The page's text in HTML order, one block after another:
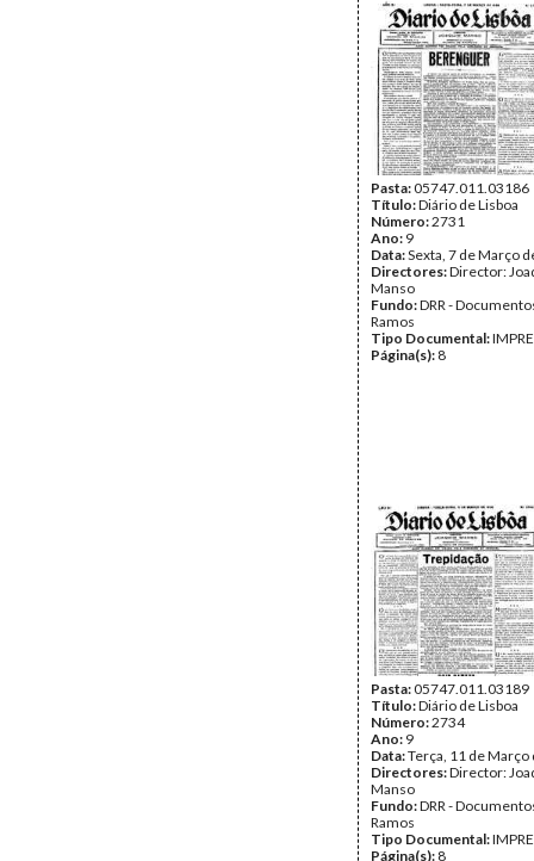
Pasta:05747.011.03186
Título:Diário de Lisboa
Número:2731
Ano: 9
Data:Sexta, 7 de Março
Directores:Director:
Manso
Fundo:DRR -
Ramos
Tipo Documental:
Página(s): 8
Pasta:05747.011.03189
Título:Diário de Lisboa
Número:2734
Ano: 9
Data:Terça, 11 de Março
Directores:Director:
Manso
Fundo:DRR -
Ramos
Tipo Documental:
Página(s): 8